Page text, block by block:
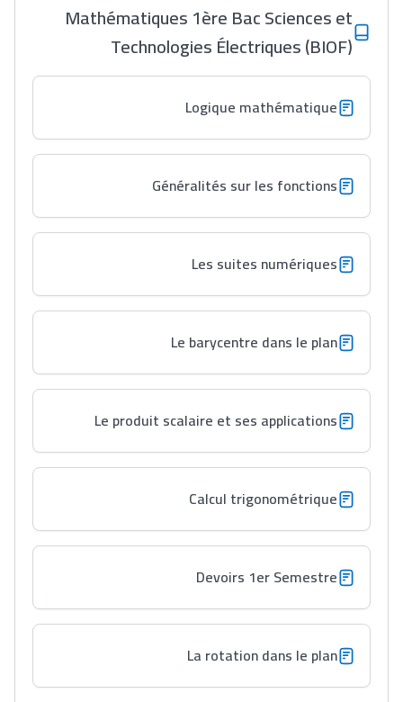
Lycée Maroc
التعليم الثانوي التأهيلي
Collège au Maroc
التعليم الثانوي الإعدادي
Mathématiques 1ère Bac Sciences et
Technologies Électriques (BIOF)
Logique mathématique
Généralités sur les fonctions
Les suites numériques
Le barycentre dans le plan
Le produit scalaire et ses applications
Calcul trigonométrique
Devoirs 1er Semestre
La rotation dans le plan